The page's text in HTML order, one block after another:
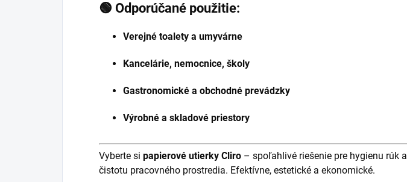
🟢 Odporúčané použitie:
Verejné toalety a umyvárne
Kancelárie, nemocnice, školy
Gastronomické a obchodné prevádzky
Výrobné a skladové priestory
Vyberte si papierové utierky Cliro – spoľahlivé riešenie pre hygienu rúk a
čistotu pracovného prostredia. Efektívne, estetické a ekonomické.